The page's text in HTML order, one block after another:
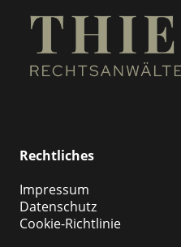
Rechtliches
Impressum
Datenschutz
Cookie-Richtlinie